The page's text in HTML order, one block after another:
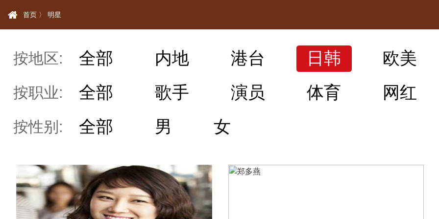
首页 〉 明星
按地区: 全部 内地 港台 日韩 欧美
按职业: 全部 歌手 演员 体育 网红
按性别: 全部 男 女